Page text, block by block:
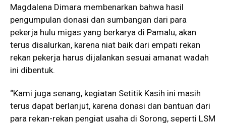
Magdalena Dimara membenarkan bahwa hasil
pengumpulan donasi dan sumbangan dari para
pekerja hulu migas yang berkarya di Pamalu, akan
terus disalurkan, karena niat baik dari empati rekan
rekan pekerja harus dijalankan sesuai amanat wadah
ini dibentuk.
“Kami juga senang, kegiatan Setitik Kasih ini masih
terus dapat berlanjut, karena donasi dan bantuan dari
para rekan-rekan pengiat usaha di Sorong, seperti LSM